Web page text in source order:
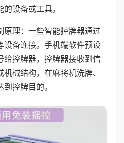
设备或工具。
原理：一些智能控牌器通过
设备连接。手机端软件预设
给控牌器，控牌器接收到信
械结构，在麻将机洗牌、
控牌目的。